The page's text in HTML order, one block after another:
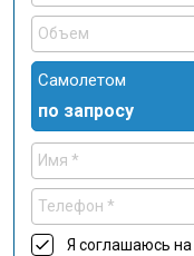
Самолетом
по запросу
Я соглашаюсь на